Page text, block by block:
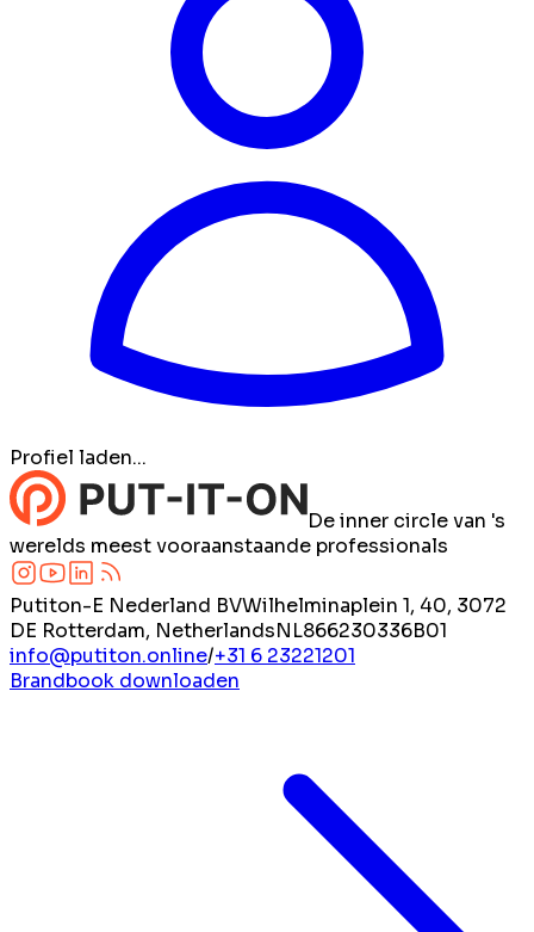
Profiel laden...
De inner circle van 's
werelds meest vooraanstaande professionals
Putiton-E Nederland BVWilhelminaplein 1, 40, 3072
DE Rotterdam, NetherlandsNL866230336B01
info@putiton.online/+31 6 23221201
Brandbook downloaden